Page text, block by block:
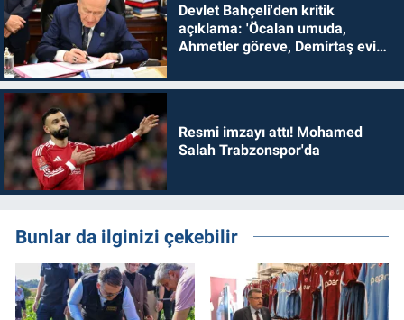
Devlet Bahçeli'den kritik
açıklama: 'Öcalan umuda,
Ahmetler göreve, Demirtaş evine
Resmi imzayı attı! Mohamed
Salah Trabzonspor'da
Bunlar da ilginizi çekebilir